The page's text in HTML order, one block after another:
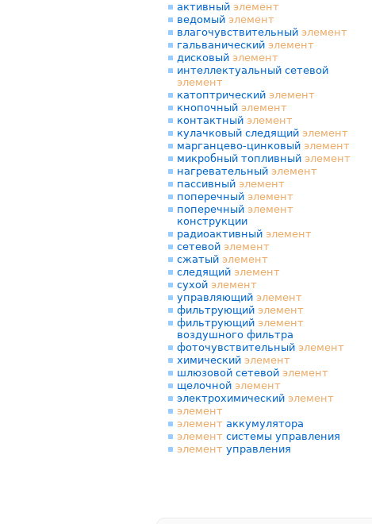
активный элемент
ведомый элемент
влагочувствительный элемент
гальванический элемент
дисковый элемент
интеллектуальный сетевой
элемент
катоптрический элемент
кнопочный элемент
контактный элемент
кулачковый следящий элемент
марганцево-цинковый элемент
микробный топливный элемент
нагревательный элемент
пассивный элемент
поперечный элемент
поперечный элемент
конструкции
радиоактивный элемент
сетевой элемент
сжатый элемент
следящий элемент
сухой элемент
управляющий элемент
фильтрующий элемент
фильтрующий элемент
воздушного фильтра
фоточувствительный элемент
химический элемент
шлюзовой сетевой элемент
щелочной элемент
электрохимический элемент
элемент
элемент аккумулятора
элемент системы управления
элемент управления